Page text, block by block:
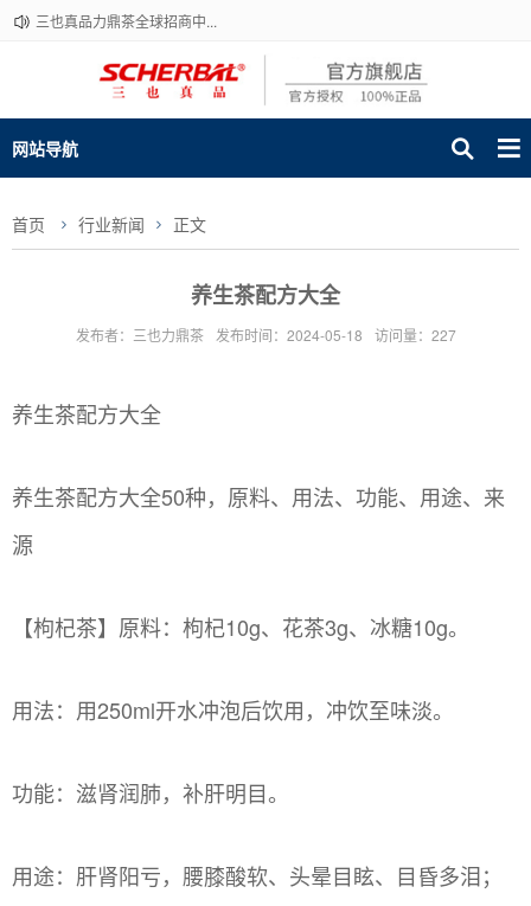
三也真品力鼎茶全球招商中...
网站导航
首页 行业新闻 正文
养生茶配方大全
发布者：三也力鼎茶 发布时间：2024-05-18 访问量：227
养生茶配方大全
养生茶配方大全50种，原料、用法、功能、用途、来
源
【枸杞茶】原料：枸杞10g、花茶3g、冰糖10g。
用法：用250ml开水冲泡后饮用，冲饮至味淡。
功能：滋肾润肺，补肝明目。
用途：肝肾阳亏，腰膝酸软、头晕目眩、目昏多泪；